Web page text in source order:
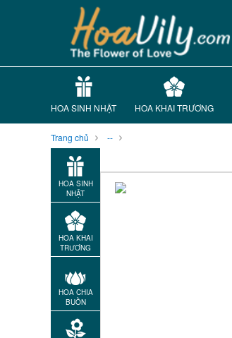
HOA SINH NHẬT HOA KHAI TRƯƠNG
Trang chủ --
HOA SINH
NHẬT
HOA KHAI
TRƯƠNG
HOA CHIA
BUỒN